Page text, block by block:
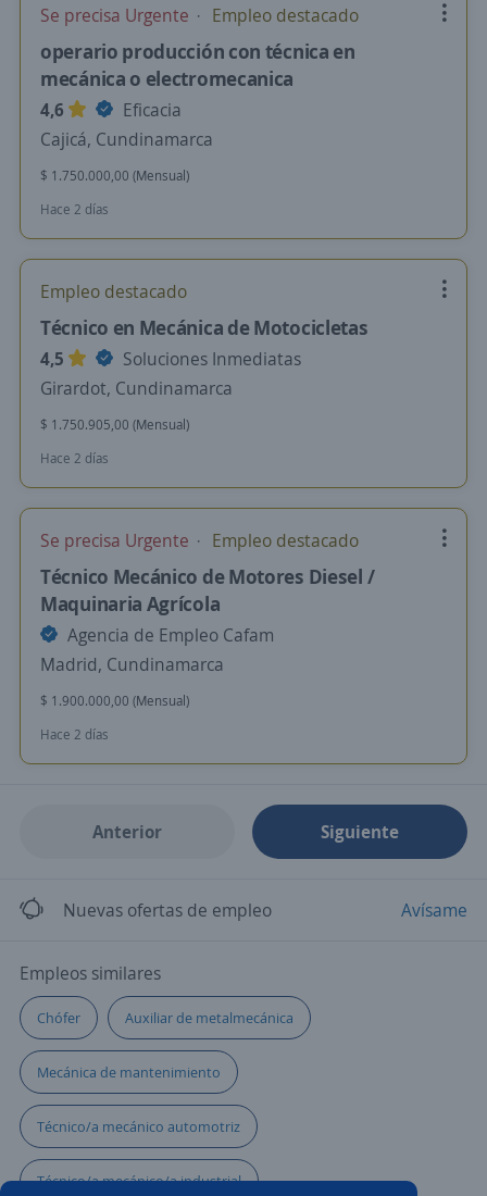
Se precisa Urgente Empleo destacado
operario producción con técnica en
mecánica o electromecanica
4,6
Eficacia
Cajicá, Cundinamarca
$ 1.750.000,00 (Mensual)
Hace 2 días
Empleo destacado
Técnico en Mecánica de Motocicletas
4,5
Soluciones Inmediatas
Girardot, Cundinamarca
$ 1.750.905,00 (Mensual)
Hace 2 días
Se precisa Urgente Empleo destacado
Técnico Mecánico de Motores Diesel /
Maquinaria Agrícola
Agencia de Empleo Cafam
Madrid, Cundinamarca
$ 1.900.000,00 (Mensual)
Hace 2 días
Anterior Siguiente
Nuevas ofertas de empleo Avísame
Empleos similares
Chófer Auxiliar de metalmecánica
Mecánica de mantenimiento
Técnico/a mecánico automotriz
Técnico/a mecánico/a industrial